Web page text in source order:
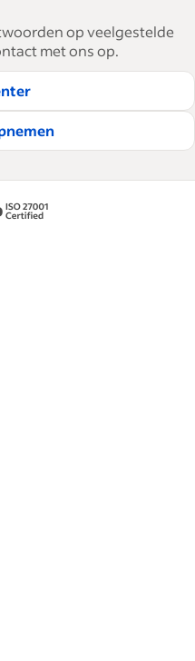
artikelen in 6
tips en best
de beste
te behouden.
op veelgestelde
met ons op.